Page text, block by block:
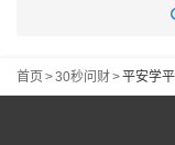
首页 >30秒问财>平安学